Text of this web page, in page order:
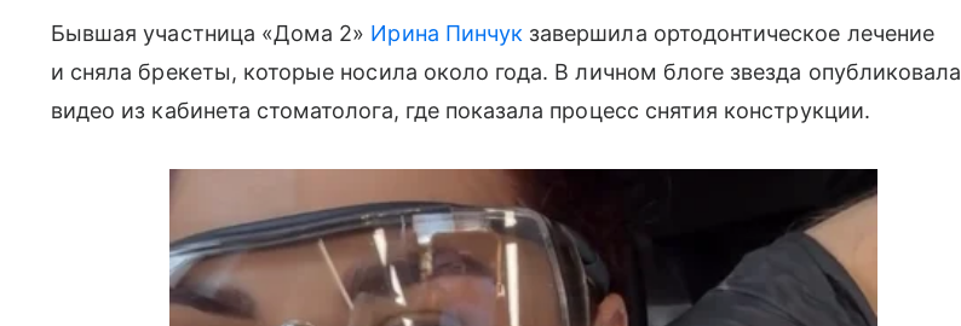
Бывшая участница «Дома 2» Ирина Пинчук завершила ортодонтическое лечение
и сняла брекеты, которые носила около года. В личном блоге звезда опубликовала
видео из кабинета стоматолога, где показала процесс снятия конструкции.